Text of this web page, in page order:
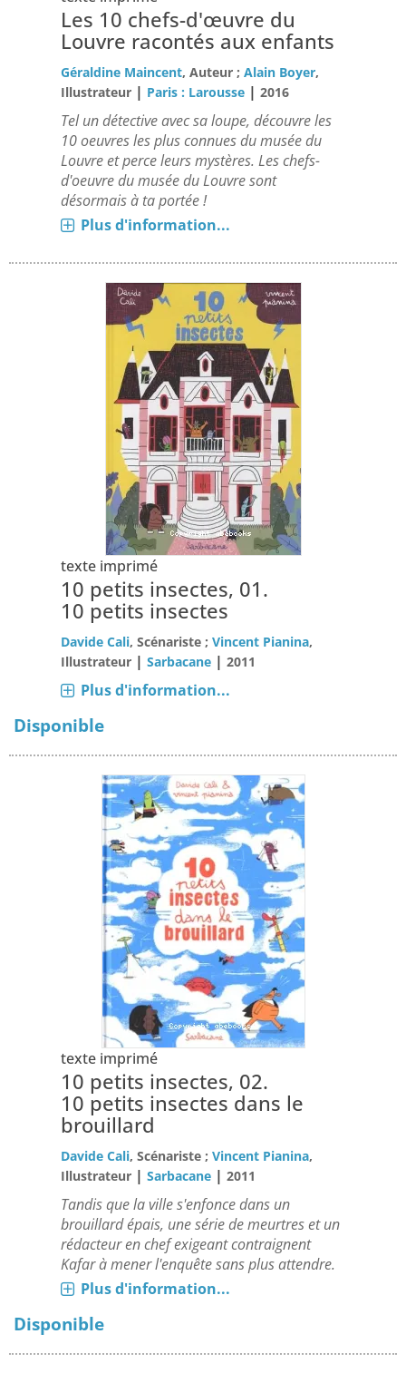
Les 10 chefs-d'œuvre du
Louvre racontés aux enfants
Géraldine Maincent, Auteur ;Alain Boyer,
Illustrateur | Paris : Larousse |2016
Tel un détective avec sa loupe, découvre les
10 oeuvres les plus connues du musée du
Louvre et perce leurs mystères. Les chefs-
d'oeuvre du musée du Louvre sont
désormais à ta portée !
Plus d'information...
texte imprimé
10 petits insectes, 01.
10 petits insectes
Davide Cali, Scénariste ;Vincent Pianina,
Illustrateur |Sarbacane |2011
Plus d'information...
Disponible
texte imprimé
10 petits insectes, 02.
10 petits insectes dans le
brouillard
Davide Cali, Scénariste ;Vincent Pianina,
Illustrateur |Sarbacane |2011
Tandis que la ville s'enfonce dans un
brouillard épais, une série de meurtres et un
rédacteur en chef exigeant contraignent
Kafar à mener l'enquête sans plus attendre.
Plus d'information...
Disponible